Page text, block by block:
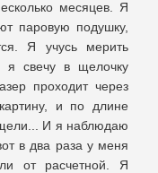
месяцев. Я
паровую подушку,
Я учусь мерить
я свечу в щелочку
проходит через
и по длине
И я наблюдаю
в два раза у меня
от расчетной. Я